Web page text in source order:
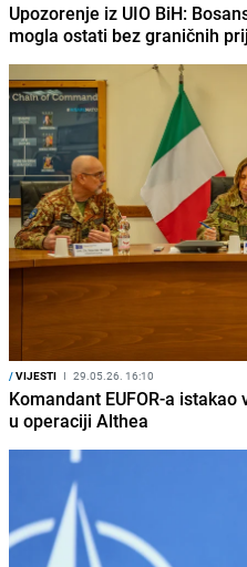
Upozorenje iz UIO BiH:
mogla ostati bez graničnih
/VIJESTI I 29.05.26. 16:10
Komandant EUFOR-a
u operaciji Althea